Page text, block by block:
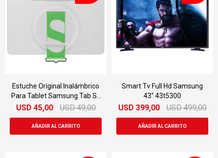
Estuche Original Inalámbrico
Para Tablet Samsung Tab S8
Y S7 Con Strap Cover
USD 45,00 USD 49,00
Smart Tv Full Hd Samsung
43" 43t5300
USD 399,00 USD 499,00